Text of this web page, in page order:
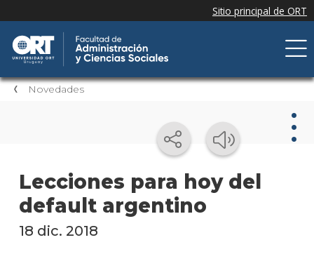
Novedades
Lecciones para hoy del
default argentino
18 dic. 2018